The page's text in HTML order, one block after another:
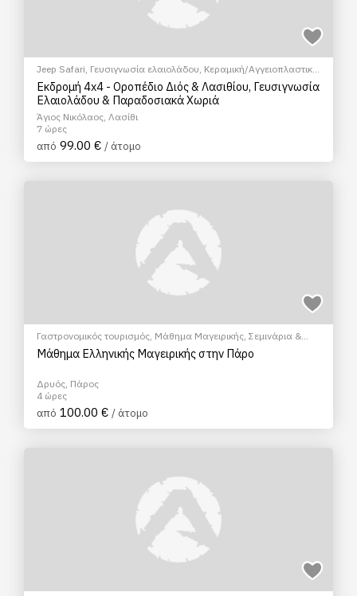
Jeep Safari, Γευσιγνωσία ελαιολάδου, Κεραμική/Αγγειοπλαστική,
Ξεναγήσεις/Αξιοθέατα
Πολιτιστικά - Πολιτισμικά ,Σεμινάρια &
Μαθήματα
Εκδρομή 4x4 - Οροπέδιο Διός & Λασιθίου, Γευσιγνωσία
Ελαιολάδου & Παραδοσιακά Χωριά
Άγιος Νικόλαος, Λασίθι
7 ώρες
από 99.00 € / άτομο
Γαστρονομικός τουρισμός, Μάθημα Μαγειρικής, Σεμινάρια &
Μαθήματα
Μάθημα Ελληνικής Μαγειρικής στην Πάρο
Δρυός, Πάρος
4 ώρες
από 100.00 € / άτομο